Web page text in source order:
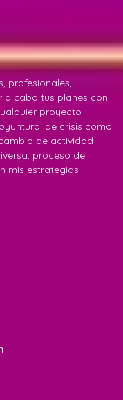
profesionales,
a cabo tus planes con
proyecto
de crisis como
de actividad
proceso de
mis estrategias